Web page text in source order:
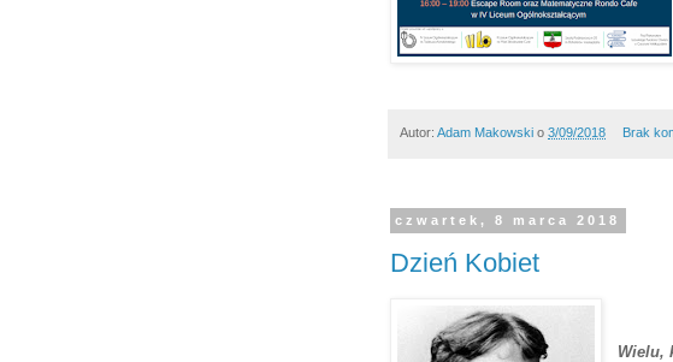
Autor: Adam Makowski o 3/09/2018 Brak
czwartek, 8 marca 2018
Dzień Kobiet
Wielu,